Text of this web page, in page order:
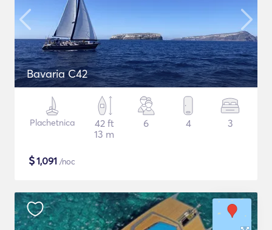
Bavaria C42
Plachetnica
42 ft
13 m
6 4 3
$1,091 /noc